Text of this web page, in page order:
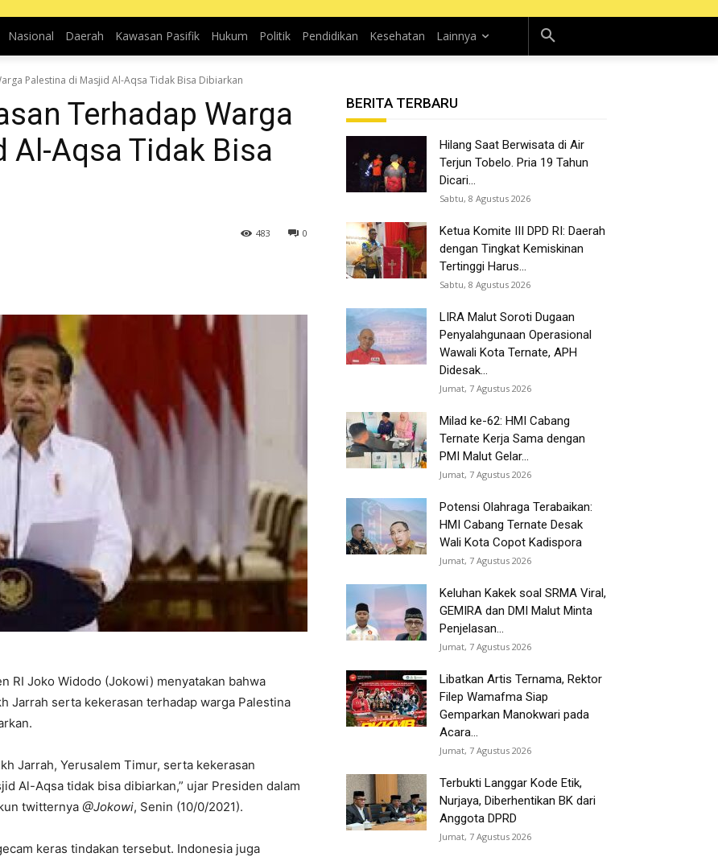
Nasional Daerah Kawasan Pasifik Hukum Politik Pendidikan Kesehatan Lainnya
Palestina di Masjid Al-Aqsa Tidak Bisa Dibiarkan
Terhadap Warga
Al-Aqsa Tidak Bisa
0
483
RI Joko Widodo (Jokowi) menyatakan bahwa
Jarrah serta kekerasan terhadap warga Palestina
Jarrah, Yerusalem Timur, serta kekerasan
Al-Aqsa tidak bisa dibiarkan,” ujar Presiden dalam
twitternya @Jokowi, Senin (10/0/2021).
keras tindakan tersebut. Indonesia juga
BERITA TERBARU
Hilang Saat Berwisata di Air
Terjun Tobelo. Pria 19 Tahun
Dicari...
Sabtu, 8 Agustus 2026
Ketua Komite III DPD RI: Daerah
dengan Tingkat Kemiskinan
Tertinggi Harus...
Sabtu, 8 Agustus 2026
LIRA Malut Soroti Dugaan
Penyalahgunaan Operasional
Wawali Kota Ternate, APH
Didesak...
Jumat, 7 Agustus 2026
Milad ke-62: HMI Cabang
Ternate Kerja Sama dengan
PMI Malut Gelar...
Jumat, 7 Agustus 2026
Potensi Olahraga Terabaikan:
HMI Cabang Ternate Desak
Wali Kota Copot Kadispora
Jumat, 7 Agustus 2026
Keluhan Kakek soal SRMA Viral,
GEMIRA dan DMI Malut Minta
Penjelasan...
Jumat, 7 Agustus 2026
Libatkan Artis Ternama, Rektor
Filep Wamafma Siap
Gemparkan Manokwari pada
Acara...
Jumat, 7 Agustus 2026
Terbukti Langgar Kode Etik,
Nurjaya, Diberhentikan BK dari
Anggota DPRD
Jumat, 7 Agustus 2026